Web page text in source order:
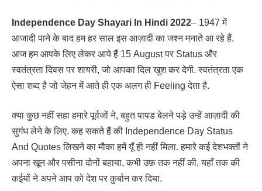
Independence Day Shayari In Hindi 2022– 1947 में
आजादी पाने के बाद हम हर साल इस आज़ादी का जश्न मनाते आ रहे हैं.
आज हम आपके लिए लेकर आये हैं 15 August पर Status और
स्वतंत्रता दिवस पर शायरी, जो आपका दिल खुश कर देगी. स्वतंत्रता एक
ऐसा शब्द है जो जेहन में आते ही एक अलग ही Feeling देता है.
क्या कुछ नहीं सहा हमारे पूर्वजों ने, बहुत पापड बेलने पड़े उन्हें आज़ादी की
सुगंध लेने के लिए. कह सकते हैं की Independence Day Status
And Quotes लिखने का मौका हमें यूँ ही नहीं मिला. हमारे कई देशभक्तों ने
अपना खून और पसीना दोनों बहाया, कभी उफ़ तक नहीं की, यहाँ तक की
कईयों ने अपने आप को देश पर कुर्बान कर दिया.